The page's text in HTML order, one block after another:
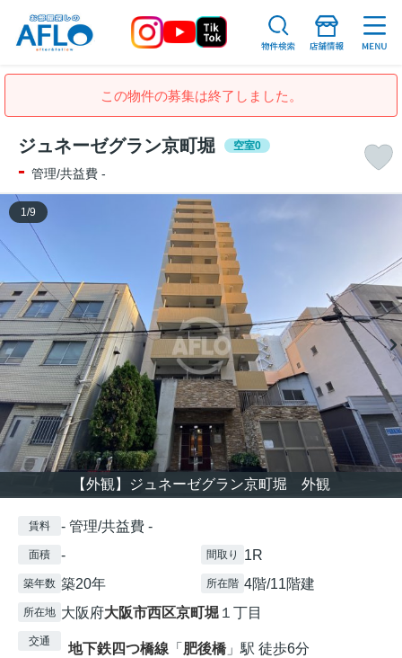
この物件の募集は終了しました。
ジュネーゼグラン京町堀 空室0
- 管理/共益費 -
【外観】ジュネーゼグラン京町堀 外観
1 /9
賃料 - 管理/共益費 -
面積 - 間取り 1R
築年数 築20年 所在階 4階/11階建
所在地 大阪府大阪市西区京町堀 １丁目
交通 地下鉄四つ橋線 「 肥後橋」駅 徒歩6分